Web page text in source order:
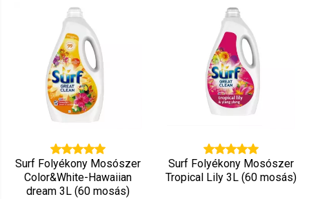
Surf Folyékony Mosószer
Color&White-Hawaiian
dream 3L (60 mosás)
Surf Folyékony Mosószer
Tropical Lily 3L (60 mosás)